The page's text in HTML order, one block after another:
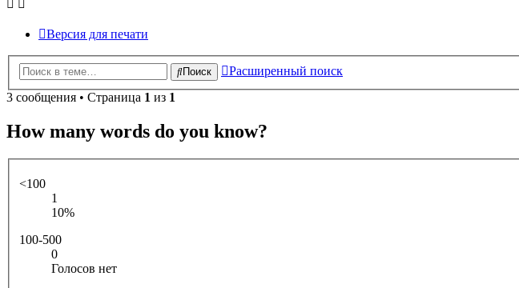
Версия для печати
Поиск
Расширенный поиск
3 сообщения • Страница 1 из 1
How many words do you know?
<100
1
10%
100-500
0
Голосов нет